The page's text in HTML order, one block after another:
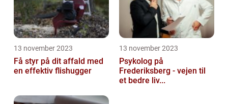
13 november 2023
Få styr på dit affald med
en effektiv flishugger
13 november 2023
Psykolog på
Frederiksberg - vejen til
et bedre liv...